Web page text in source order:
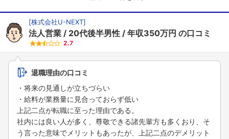
[株式会社U-NEXT]
法人営業 20代後半男性 年収350万円 の口コミ
2.7
退職理由の口コミ
・将来の見通しが立ちづらい
・給料が業務量に見合っておらず低い
上記二点が転職に至った理由である。
社内には良い人が多く、尊敬できる諸先輩方も多くおり、そ
う言った意味でメリットもあったが、上記二点のデメリット